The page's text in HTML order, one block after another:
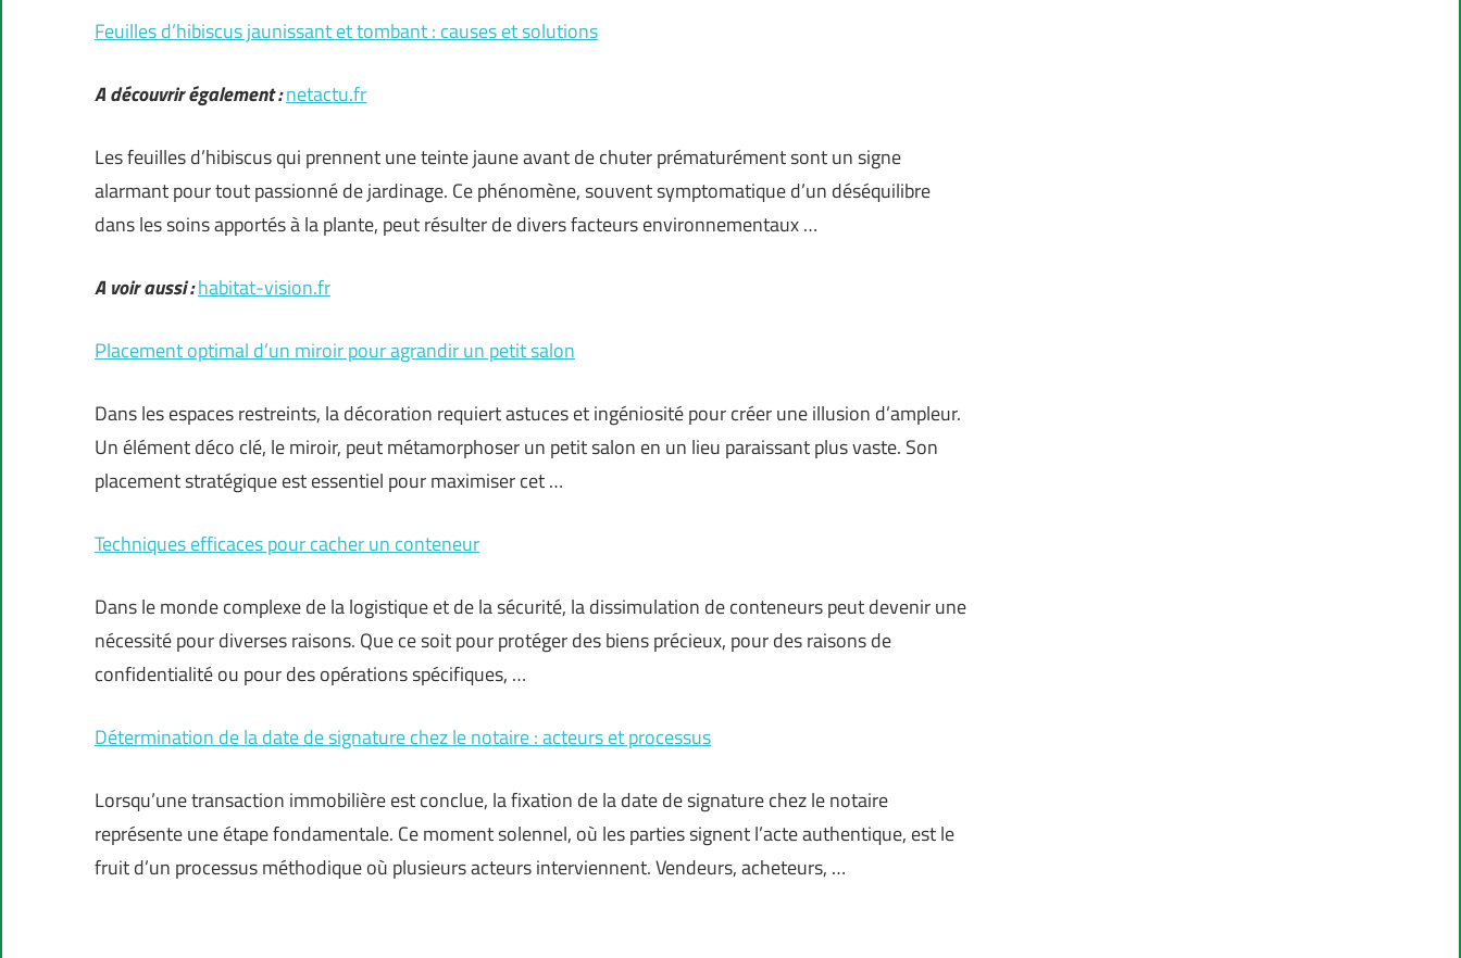
Feuilles d’hibiscus jaunissant et tombant : causes et solutions
A découvrir également :netactu.fr
Les feuilles d’hibiscus qui prennent une teinte jaune avant de chuter prématurément sont un signe
alarmant pour tout passionné de jardinage. Ce phénomène, souvent symptomatique d’un déséquilibre
dans les soins apportés à la plante, peut résulter de divers facteurs environnementaux …
A voir aussi :habitat-vision.fr
Placement optimal d’un miroir pour agrandir un petit salon
Dans les espaces restreints, la décoration requiert astuces et ingéniosité pour créer une illusion d’ampleur.
Un élément déco clé, le miroir, peut métamorphoser un petit salon en un lieu paraissant plus vaste. Son
placement stratégique est essentiel pour maximiser cet …
Techniques efficaces pour cacher un conteneur
Dans le monde complexe de la logistique et de la sécurité, la dissimulation de conteneurs peut devenir une
nécessité pour diverses raisons. Que ce soit pour protéger des biens précieux, pour des raisons de
confidentialité ou pour des opérations spécifiques, …
Détermination de la date de signature chez le notaire : acteurs et processus
Lorsqu’une transaction immobilière est conclue, la fixation de la date de signature chez le notaire
représente une étape fondamentale. Ce moment solennel, où les parties signent l’acte authentique, est le
fruit d’un processus méthodique où plusieurs acteurs interviennent. Vendeurs, acheteurs, …